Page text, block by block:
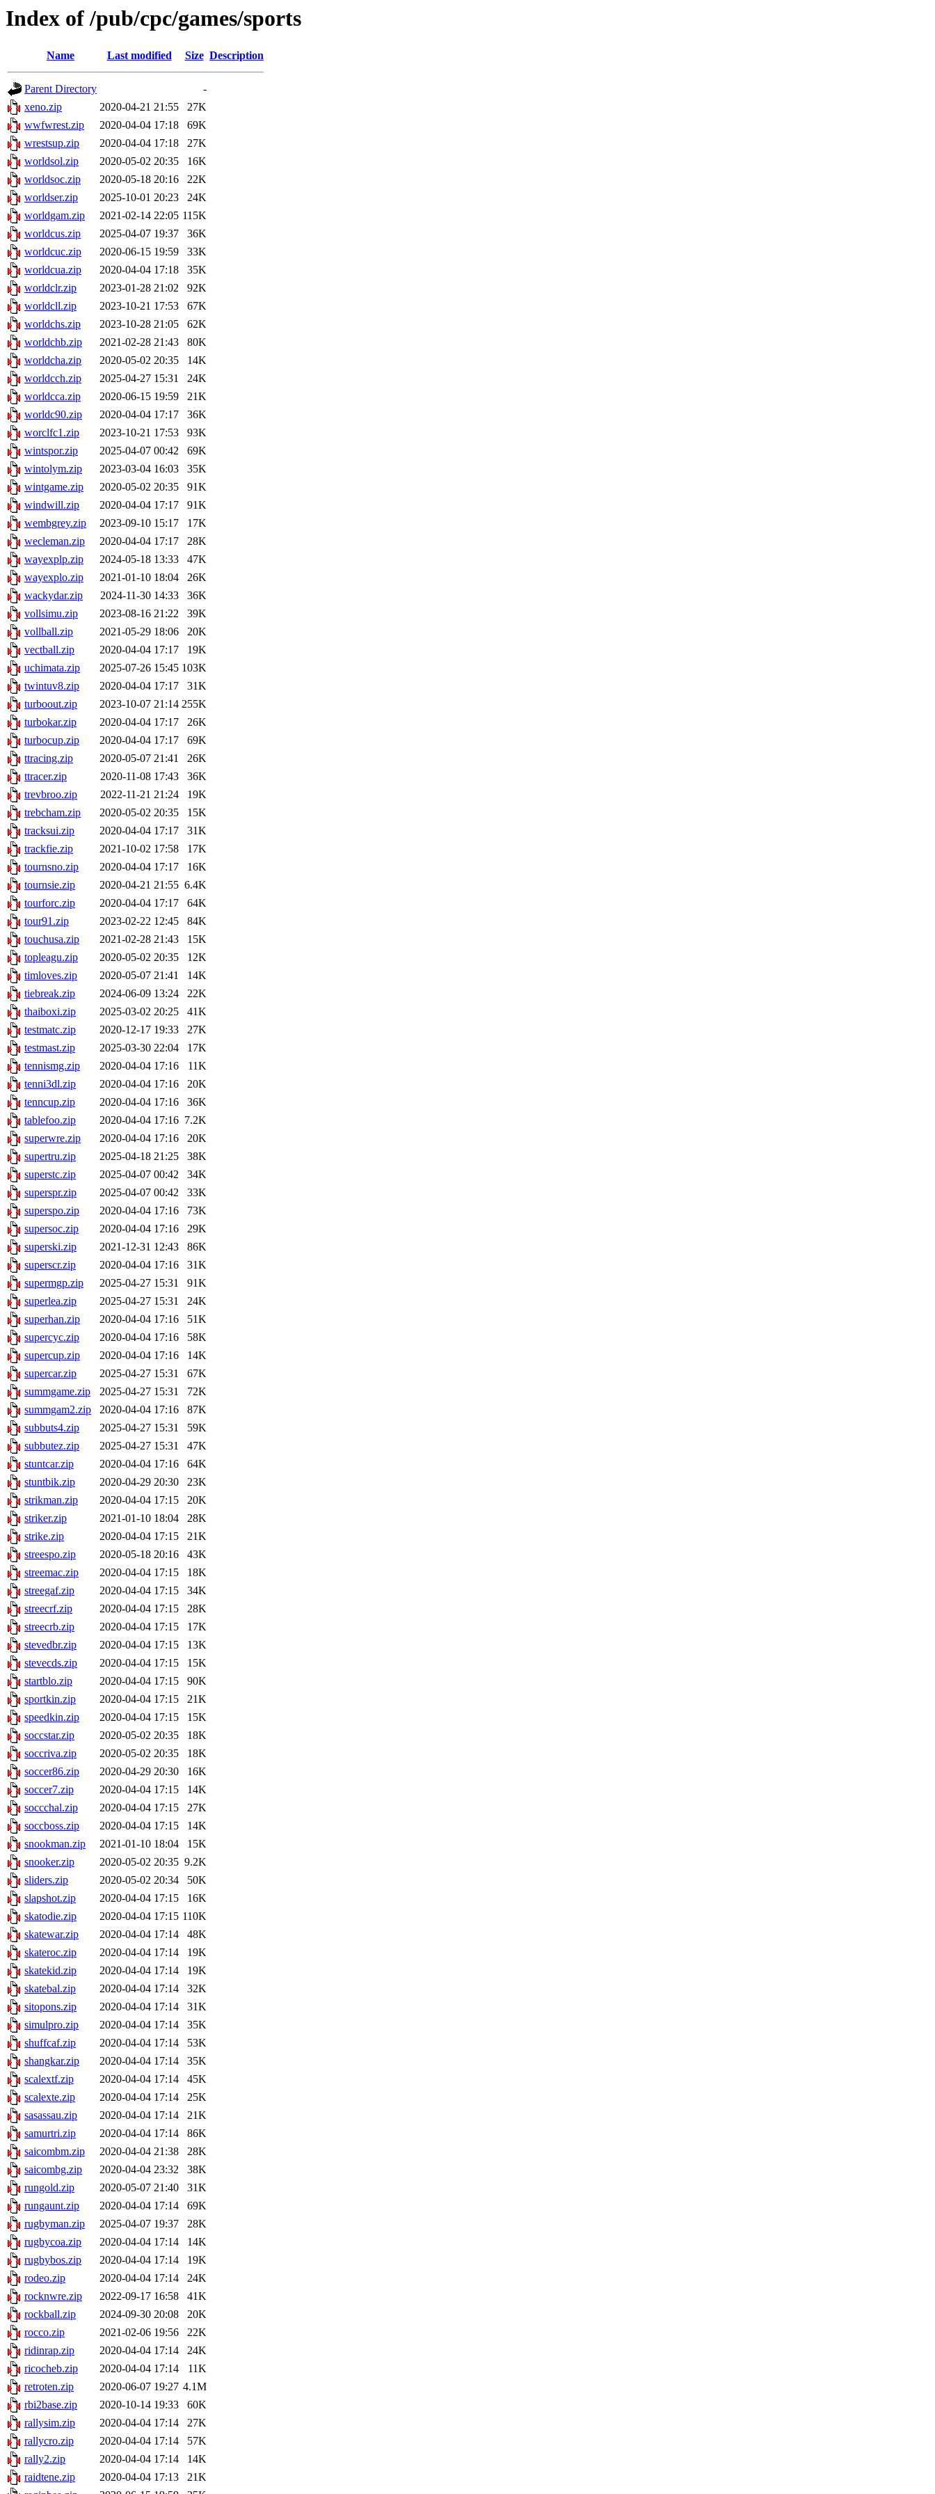
Index of /pub/cpc/games/sports
Name Last modified Size Description
Parent Directory
-
xeno.zip
2020-04-21 21:55
27K
wwfwrest.zip
2020-04-04 17:18
69K
wrestsup.zip
2020-04-04 17:18
27K
worldsol.zip
2020-05-02 20:35
16K
worldsoc.zip
2020-05-18 20:16
22K
worldser.zip
2025-10-01 20:23
24K
worldgam.zip
2021-02-14 22:05 115K
worldcus.zip
2025-04-07 19:37
36K
worldcuc.zip
2020-06-15 19:59
33K
worldcua.zip
2020-04-04 17:18
35K
worldclr.zip
2023-01-28 21:02
92K
worldcll.zip
2023-10-21 17:53
67K
worldchs.zip
2023-10-28 21:05
62K
worldchb.zip
2021-02-28 21:43
80K
worldcha.zip
2020-05-02 20:35
14K
worldcch.zip
2025-04-27 15:31
24K
worldcca.zip
2020-06-15 19:59
21K
worldc90.zip
2020-04-04 17:17
36K
worclfc1.zip
2023-10-21 17:53
93K
wintspor.zip
2025-04-07 00:42
69K
wintolym.zip
2023-03-04 16:03
35K
wintgame.zip
2020-05-02 20:35
91K
windwill.zip
2020-04-04 17:17
91K
wembgrey.zip
2023-09-10 15:17
17K
wecleman.zip
2020-04-04 17:17
28K
wayexplp.zip
2024-05-18 13:33
47K
wayexplo.zip
2021-01-10 18:04
26K
wackydar.zip
2024-11-30 14:33
36K
vollsimu.zip
2023-08-16 21:22
39K
vollball.zip
2021-05-29 18:06
20K
vectball.zip
2020-04-04 17:17
19K
uchimata.zip
2025-07-26 15:45 103K
twintuv8.zip
2020-04-04 17:17
31K
turboout.zip
2023-10-07 21:14 255K
turbokar.zip
2020-04-04 17:17
26K
turbocup.zip
2020-04-04 17:17
69K
ttracing.zip
2020-05-07 21:41
26K
ttracer.zip
2020-11-08 17:43
36K
trevbroo.zip
2022-11-21 21:24
19K
trebcham.zip
2020-05-02 20:35
15K
tracksui.zip
2020-04-04 17:17
31K
trackfie.zip
2021-10-02 17:58
17K
tournsno.zip
2020-04-04 17:17
16K
tournsie.zip
2020-04-21 21:55 6.4K
tourforc.zip
2020-04-04 17:17
64K
tour91.zip
2023-02-22 12:45
84K
touchusa.zip
2021-02-28 21:43
15K
topleagu.zip
2020-05-02 20:35
12K
timloves.zip
2020-05-07 21:41
14K
tiebreak.zip
2024-06-09 13:24
22K
thaiboxi.zip
2025-03-02 20:25
41K
testmatc.zip
2020-12-17 19:33
27K
testmast.zip
2025-03-30 22:04
17K
tennismg.zip
2020-04-04 17:16
11K
tenni3dl.zip
2020-04-04 17:16
20K
tenncup.zip
2020-04-04 17:16
36K
tablefoo.zip
2020-04-04 17:16 7.2K
superwre.zip
2020-04-04 17:16
20K
supertru.zip
2025-04-18 21:25
38K
superstc.zip
2025-04-07 00:42
34K
superspr.zip
2025-04-07 00:42
33K
superspo.zip
2020-04-04 17:16
73K
supersoc.zip
2020-04-04 17:16
29K
superski.zip
2021-12-31 12:43
86K
superscr.zip
2020-04-04 17:16
31K
supermgp.zip
2025-04-27 15:31
91K
superlea.zip
2025-04-27 15:31
24K
superhan.zip
2020-04-04 17:16
51K
supercyc.zip
2020-04-04 17:16
58K
supercup.zip
2020-04-04 17:16
14K
supercar.zip
2025-04-27 15:31
67K
summgame.zip
2025-04-27 15:31
72K
summgam2.zip
2020-04-04 17:16
87K
subbuts4.zip
2025-04-27 15:31
59K
subbutez.zip
2025-04-27 15:31
47K
stuntcar.zip
2020-04-04 17:16
64K
stuntbik.zip
2020-04-29 20:30
23K
strikman.zip
2020-04-04 17:15
20K
striker.zip
2021-01-10 18:04
28K
strike.zip
2020-04-04 17:15
21K
streespo.zip
2020-05-18 20:16
43K
streemac.zip
2020-04-04 17:15
18K
streegaf.zip
2020-04-04 17:15
34K
streecrf.zip
2020-04-04 17:15
28K
streecrb.zip
2020-04-04 17:15
17K
stevedbr.zip
2020-04-04 17:15
13K
stevecds.zip
2020-04-04 17:15
15K
startblo.zip
2020-04-04 17:15
90K
sportkin.zip
2020-04-04 17:15
21K
speedkin.zip
2020-04-04 17:15
15K
soccstar.zip
2020-05-02 20:35
18K
soccriva.zip
2020-05-02 20:35
18K
soccer86.zip
2020-04-29 20:30
16K
soccer7.zip
2020-04-04 17:15
14K
soccchal.zip
2020-04-04 17:15
27K
soccboss.zip
2020-04-04 17:15
14K
snookman.zip
2021-01-10 18:04
15K
snooker.zip
2020-05-02 20:35 9.2K
sliders.zip
2020-05-02 20:34
50K
slapshot.zip
2020-04-04 17:15
16K
skatodie.zip
2020-04-04 17:15 110K
skatewar.zip
2020-04-04 17:14
48K
skateroc.zip
2020-04-04 17:14
19K
skatekid.zip
2020-04-04 17:14
19K
skatebal.zip
2020-04-04 17:14
32K
sitopons.zip
2020-04-04 17:14
31K
simulpro.zip
2020-04-04 17:14
35K
shuffcaf.zip
2020-04-04 17:14
53K
shangkar.zip
2020-04-04 17:14
35K
scalextf.zip
2020-04-04 17:14
45K
scalexte.zip
2020-04-04 17:14
25K
sasassau.zip
2020-04-04 17:14
21K
samurtri.zip
2020-04-04 17:14
86K
saicombm.zip
2020-04-04 21:38
28K
saicombg.zip
2020-04-04 23:32
38K
rungold.zip
2020-05-07 21:40
31K
rungaunt.zip
2020-04-04 17:14
69K
rugbyman.zip
2025-04-07 19:37
28K
rugbycoa.zip
2020-04-04 17:14
14K
rugbybos.zip
2020-04-04 17:14
19K
rodeo.zip
2020-04-04 17:14
24K
rocknwre.zip
2022-09-17 16:58
41K
rockball.zip
2024-09-30 20:08
20K
rocco.zip
2021-02-06 19:56
22K
ridinrap.zip
2020-04-04 17:14
24K
ricocheb.zip
2020-04-04 17:14
11K
retroten.zip
2020-06-07 19:27 4.1M
rbi2base.zip
2020-10-14 19:33
60K
rallysim.zip
2020-04-04 17:14
27K
rallycro.zip
2020-04-04 17:14
57K
rally2.zip
2020-04-04 17:14
14K
raidtene.zip
2020-04-04 17:13
21K